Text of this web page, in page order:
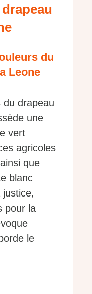
du
Leone
du drapeau
une
vert
agricoles
que
blanc
justice,
pour la
le